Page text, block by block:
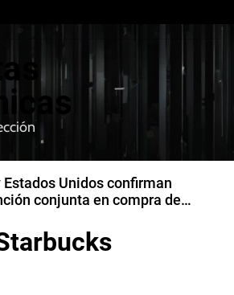
Estados Unidos confirman
conjunta en compra de